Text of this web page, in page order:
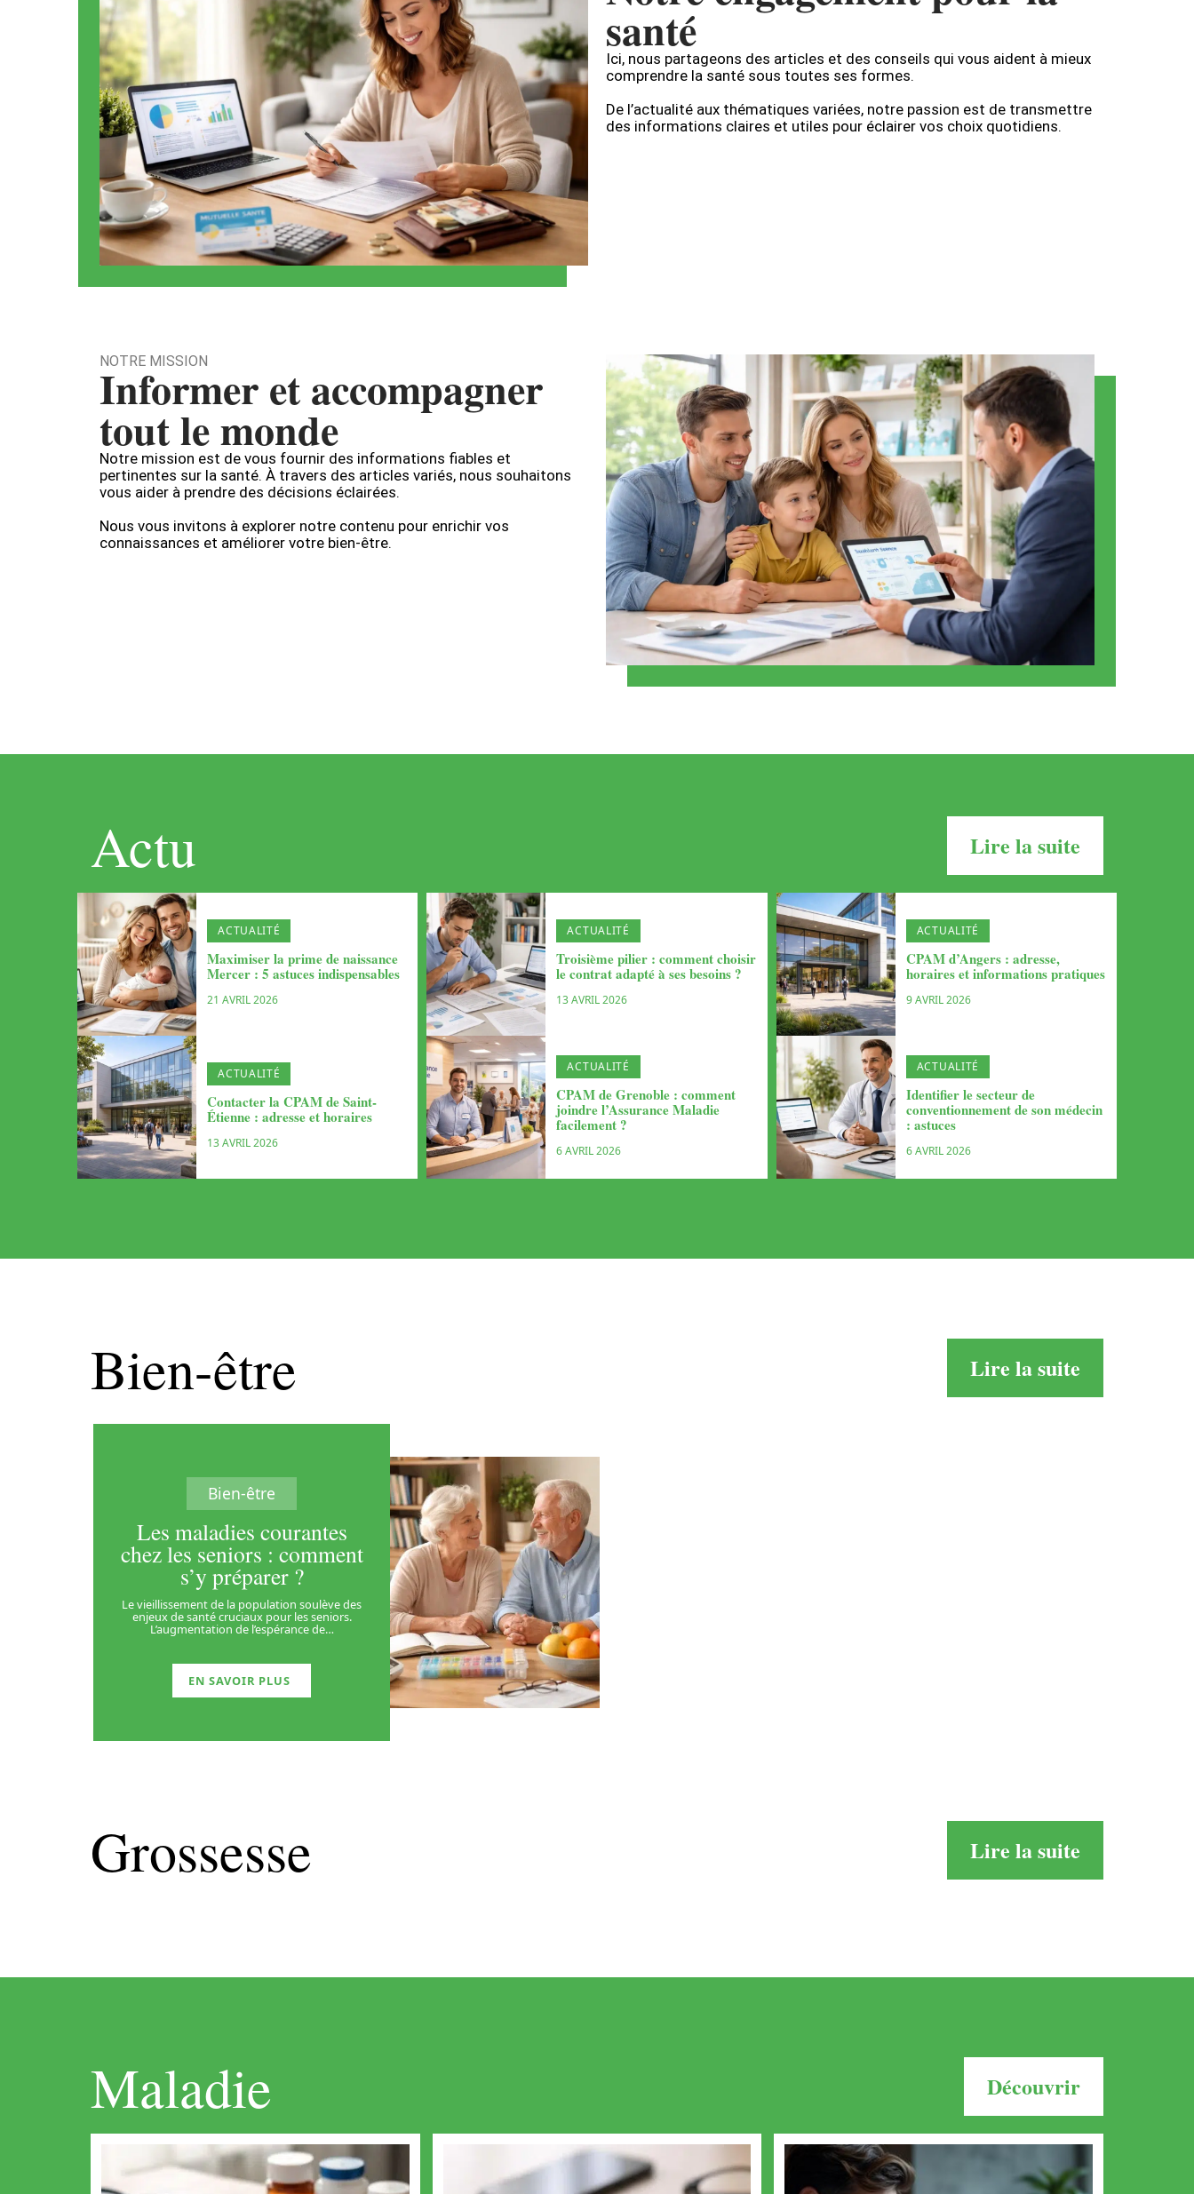
santé
Ici, nous partageons des articles et des conseils qui vous aident à mieux
comprendre la santé sous toutes ses formes.
De l’actualité aux thématiques variées, notre passion est de transmettre
des informations claires et utiles pour éclairer vos choix quotidiens.
NOTRE MISSION
Informer et accompagner
tout le monde
Notre mission est de vous fournir des informations fiables et
pertinentes sur la santé. À travers des articles variés, nous souhaitons
vous aider à prendre des décisions éclairées.
Nous vous invitons à explorer notre contenu pour enrichir vos
connaissances et améliorer votre bien-être.
Actu Lire la suite
ACTUALITÉ
Maximiser la prime de naissance
Mercer : 5 astuces indispensables
21 AVRIL 2026
ACTUALITÉ
Troisième pilier : comment choisir
le contrat adapté à ses besoins ?
13 AVRIL 2026
ACTUALITÉ
CPAM d’Angers : adresse,
horaires et informations pratiques
9 AVRIL 2026
ACTUALITÉ
Contacter la CPAM de Saint-
Étienne : adresse et horaires
13 AVRIL 2026
ACTUALITÉ
CPAM de Grenoble : comment
joindre l’Assurance Maladie
facilement ?
6 AVRIL 2026
ACTUALITÉ
Identifier le secteur de
conventionnement de son médecin
: astuces
6 AVRIL 2026
Bien-être Lire la suite
Bien-être
Les maladies courantes
chez les seniors : comment
s’y préparer ?
Le vieillissement de la population soulève des
enjeux de santé cruciaux pour les seniors.
L’augmentation de l’espérance de…
EN SAVOIR PLUS
Grossesse Lire la suite
Maladie Découvrir